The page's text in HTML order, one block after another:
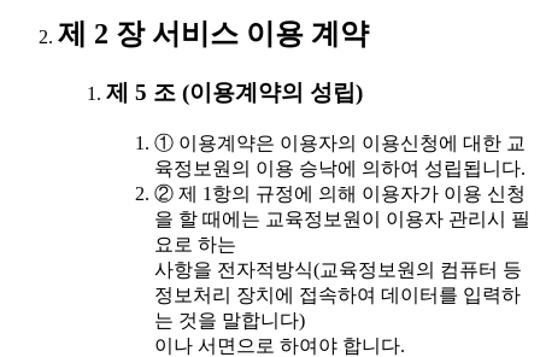
제 2 장 서비스 이용 계약
제 5 조 (이용계약의 성립)
① 이용계약은 이용자의 이용신청에 대한 교
육정보원의 이용 승낙에 의하여 성립됩니다.
② 제 1항의 규정에 의해 이용자가 이용 신청
을 할 때에는 교육정보원이 이용자 관리시 필
요로 하는
사항을 전자적방식(교육정보원의 컴퓨터 등
정보처리 장치에 접속하여 데이터를 입력하
는 것을 말합니다)
이나 서면으로 하여야 합니다.